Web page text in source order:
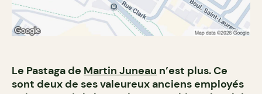
Le Pastaga de Martin Juneau n’est plus. Ce
sont deux de ses valeureux anciens employés